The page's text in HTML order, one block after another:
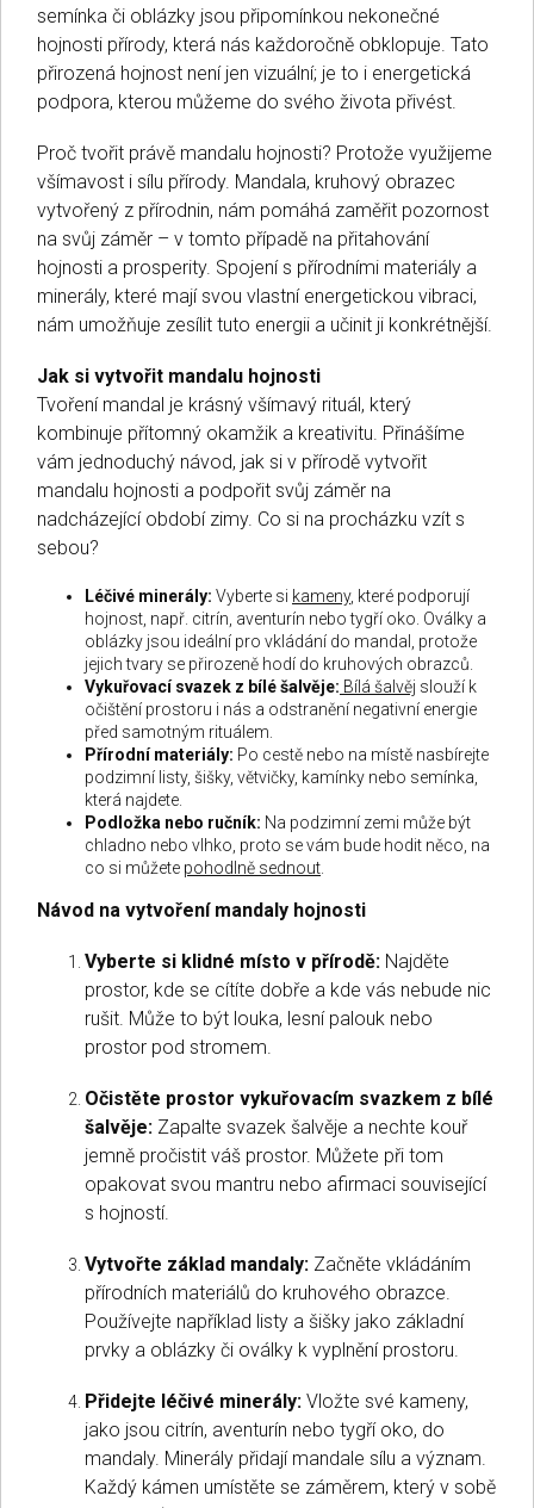
semínka či oblázky jsou připomínkou nekonečné
hojnosti přírody, která nás každoročně obklopuje. Tato
přirozená hojnost není jen vizuální; je to i energetická
podpora, kterou můžeme do svého života přivést.
Proč tvořit právě mandalu hojnosti? Protože využijeme
všímavost i sílu přírody. Mandala, kruhový obrazec
vytvořený z přírodnin, nám pomáhá zaměřit pozornost
na svůj záměr – v tomto případě na přitahování
hojnosti a prosperity. Spojení s přírodními materiály a
minerály, které mají svou vlastní energetickou vibraci,
nám umožňuje zesílit tuto energii a učinit ji konkrétnější.
Jak si vytvořit mandalu hojnosti
Tvoření mandal je krásný všímavý rituál, který
kombinuje přítomný okamžik a kreativitu. Přinášíme
vám jednoduchý návod, jak si v přírodě vytvořit
mandalu hojnosti a podpořit svůj záměr na
nadcházející období zimy. Co si na procházku vzít s
sebou?
Léčivé minerály: Vyberte si kameny, které podporují
hojnost, např. citrín, aventurín nebo tygří oko. Oválky a
oblázky jsou ideální pro vkládání do mandal, protože
jejich tvary se přirozeně hodí do kruhových obrazců.
Vykuřovací svazek z bílé šalvěje: Bílá šalvěj slouží k
očištění prostoru i nás a odstranění negativní energie
před samotným rituálem.
Přírodní materiály: Po cestě nebo na místě nasbírejte
podzimní listy, šišky, větvičky, kamínky nebo semínka,
která najdete.
Podložka nebo ručník: Na podzimní zemi může být
chladno nebo vlhko, proto se vám bude hodit něco, na
co si můžete pohodlně sednout
Návod na vytvoření mandaly hojnosti
Vyberte si klidné místo v přírodě: Najděte
prostor, kde se cítíte dobře a kde vás nebude nic
rušit. Může to být louka, lesní palouk nebo
prostor pod stromem.
Očistěte prostor vykuřovacím svazkem z bílé
šalvěje: Zapalte svazek šalvěje a nechte kouř
jemně pročistit váš prostor. Můžete při tom
opakovat svou mantru nebo afirmaci související
s hojností.
Vytvořte základ mandaly: Začněte vkládáním
přírodních materiálů do kruhového obrazce.
Používejte například listy a šišky jako základní
prvky a oblázky či oválky k vyplnění prostoru.
Přidejte léčivé minerály: Vložte své kameny,
jako jsou citrín, aventurín nebo tygří oko, do
mandaly. Minerály přidají mandale sílu a význam.
Každý kámen umístěte se záměrem, který v sobě